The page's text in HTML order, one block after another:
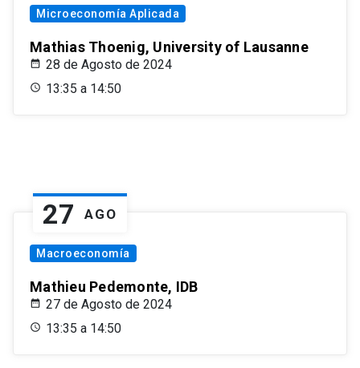
Microeconomía Aplicada
Mathias Thoenig, University of Lausanne
28 de Agosto de 2024
13:35 a 14:50
27 AGO
Macroeconomía
Mathieu Pedemonte, IDB
27 de Agosto de 2024
13:35 a 14:50